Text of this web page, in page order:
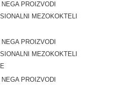
NEGA PROIZVODI
MEZOKOKTELI
NEGA PROIZVODI
MEZOKOKTELI
NEGA PROIZVODI